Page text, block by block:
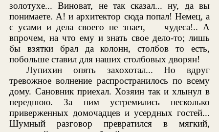
золотухе... Виноват, не так сказал... ну, да вы
понимаете. А! и архитектор сюда попал! Немец, а
с усами и дела своего не знает, — чудеса!.. А
впрочем, на что ему и знать свое дело-то; лишь
бы взятки брал да колонн, столбов то есть,
побольше ставил для наших столбовых дворян!
Лупихин опять захохотал... Но вдруг
тревожное волнение распространилось по всему
дому. Сановник приехал. Хозяин так и хлынул в
переднюю. За ним устремились несколько
приверженных домочадцев и усердных гостей...
Шумный разговор превратился в мягкий,